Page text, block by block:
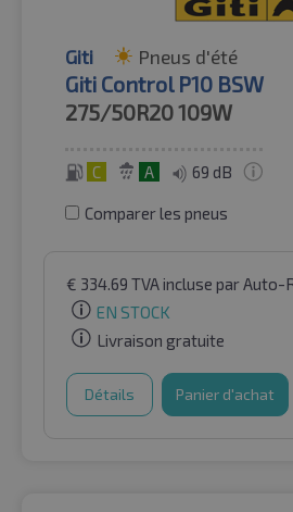
Giti Pneus d'été
Giti Control P10 BSW
275/50R20109W
C A 69 dB
Comparer les pneus
€ 334.69 TVA incluse par Auto-
EN STOCK
Livraison gratuite
Détails Panier d'achat